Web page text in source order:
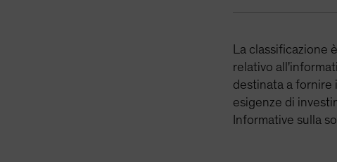
La classificazione
relativo
destinata a fornire
esigenze di
Informative sulla